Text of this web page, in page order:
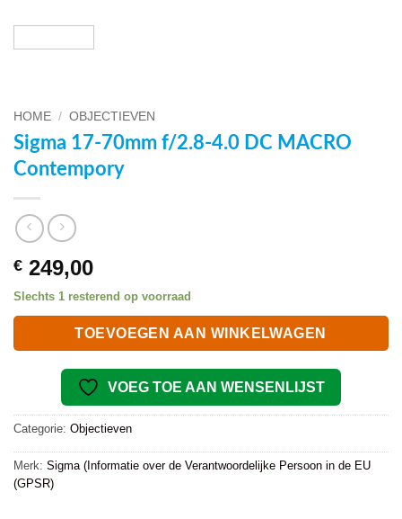
HOME / OBJECTIEVEN
Sigma 17-70mm f/2.8-4.0 DC MACRO
Contempory
€ 249,00
Slechts 1 resterend op voorraad
TOEVOEGEN AAN WINKELWAGEN
VOEG TOE AAN WENSENLIJST
Categorie: Objectieven
Merk: Sigma (Informatie over de Verantwoordelijke Persoon in de EU
(GPSR)